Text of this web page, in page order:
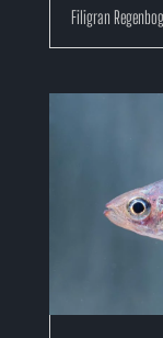
Filigran